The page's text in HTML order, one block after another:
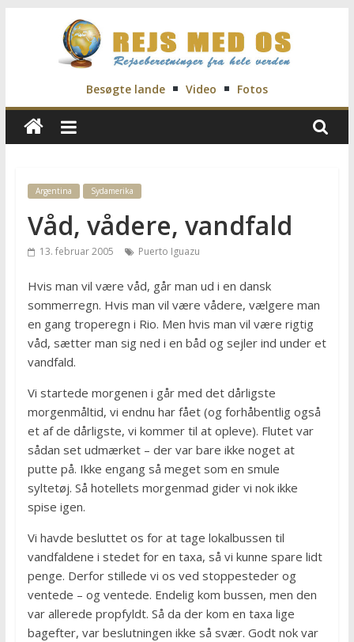
Rejs
Med
Os
Rejseblog
for
Vilde,
Marianne
og
Morten
Besøgte lande Video Fotos
Argentina Sydamerika
Våd, vådere, vandfald
13. februar 2005 Puerto Iguazu
Hvis man vil være våd, går man ud i en dansk
sommerregn. Hvis man vil være vådere, vælgere man
en gang troperegn i Rio. Men hvis man vil være rigtig
våd, sætter man sig ned i en båd og sejler ind under et
vandfald.
Vi startede morgenen i går med det dårligste
morgenmåltid, vi endnu har fået (og forhåbentlig også
et af de dårligste, vi kommer til at opleve). Flutet var
sådan set udmærket – der var bare ikke noget at
putte på. Ikke engang så meget som en smule
syltetøj. Så hotellets morgenmad gider vi nok ikke
spise igen.
Vi havde besluttet os for at tage lokalbussen til
vandfaldene i stedet for en taxa, så vi kunne spare lidt
penge. Derfor stillede vi os ved stoppesteder og
ventede – og ventede. Endelig kom bussen, men den
var allerede propfyldt. Så da der kom en taxa lige
bagefter, var beslutningen ikke så svær. Godt nok var